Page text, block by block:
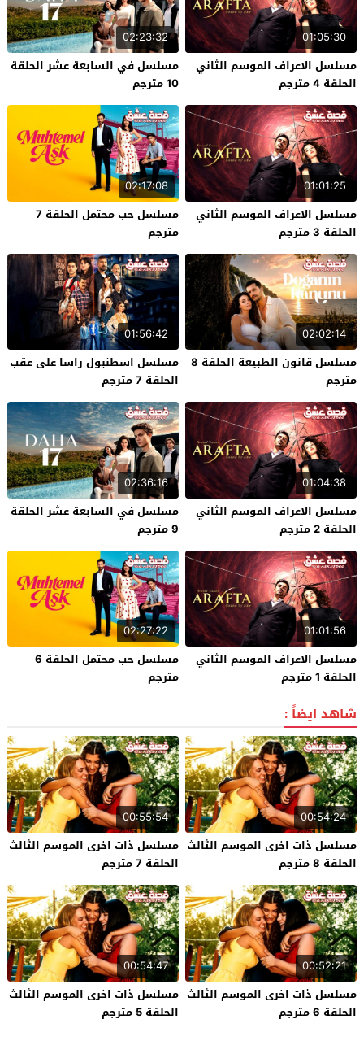
01:05:30
مسلسل الاعراف الموسم الثاني
الحلقة 4 مترجم
02:23:32
مسلسل في السابعة عشر الحلقة
10 مترجم
01:01:25
مسلسل الاعراف الموسم الثاني
الحلقة 3 مترجم
02:17:08
مسلسل حب محتمل الحلقة 7
مترجم
02:02:14
مسلسل قانون الطبيعة الحلقة 8
مترجم
01:56:42
مسلسل اسطنبول راسا على عقب
الحلقة 7 مترجم
01:04:38
مسلسل الاعراف الموسم الثاني
الحلقة 2 مترجم
02:36:16
مسلسل في السابعة عشر الحلقة
9 مترجم
01:01:56
مسلسل الاعراف الموسم الثاني
الحلقة 1 مترجم
02:27:22
مسلسل حب محتمل الحلقة 6
مترجم
شاهد ايضاً :
00:54:24
مسلسل ذات اخرى الموسم الثالث
الحلقة 8 مترجم
00:55:54
مسلسل ذات اخرى الموسم الثالث
الحلقة 7 مترجم
00:52:21
مسلسل ذات اخرى الموسم الثالث
الحلقة 6 مترجم
00:54:47
مسلسل ذات اخرى الموسم الثالث
الحلقة 5 مترجم